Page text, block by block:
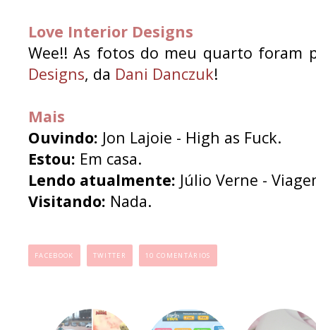
Love Interior Designs
Wee!! As fotos do meu quarto foram
Designs, da Dani Danczuk!
Mais
Ouvindo: Jon Lajoie - High as Fuck.
Estou: Em casa.
Lendo atualmente: Júlio Verne -
Visitando: Nada.
FACEBOOK TWITTER 10 COMENTÁRIOS